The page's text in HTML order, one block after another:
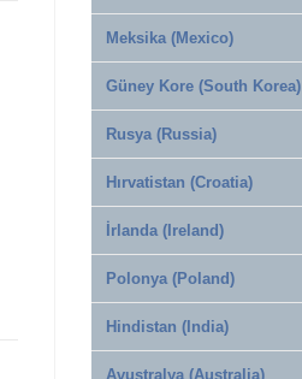
Meksika (Mexico)
Güney Kore (South Korea)
Rusya (Russia)
Hırvatistan (Croatia)
İrlanda (Ireland)
Polonya (Poland)
Hindistan (India)
Avustralya (Australia)